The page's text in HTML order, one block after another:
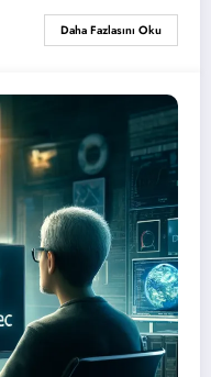
Daha Fazlasını Oku